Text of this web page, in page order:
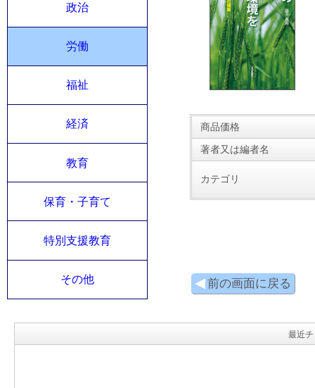
政治
労働
福祉
経済
教育
保育・子育て
特別支援教育
その他
商品価格
著者又は編者名
カテゴリ
前の画面に戻る
最近